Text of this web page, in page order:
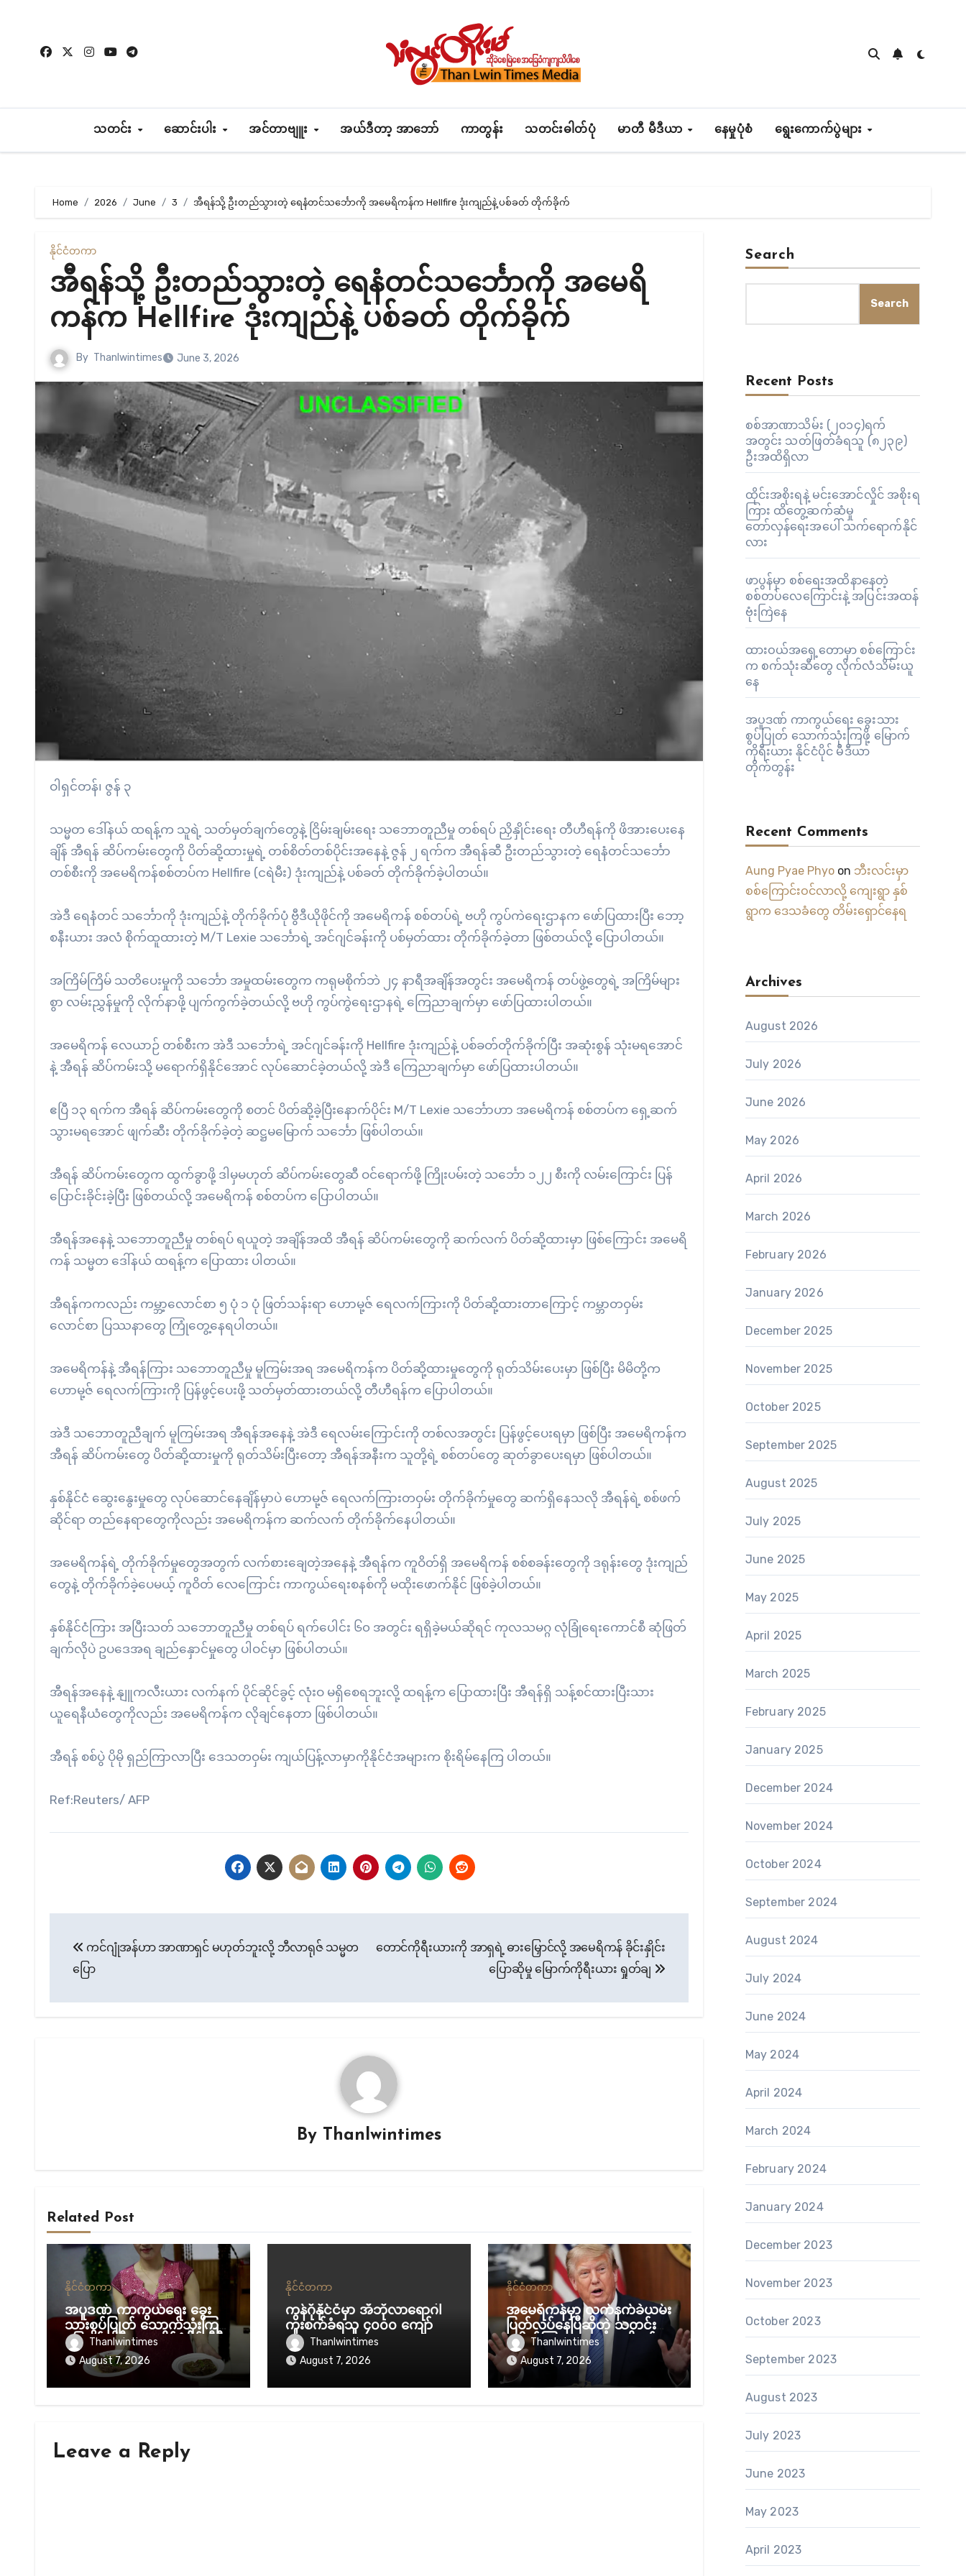
content
သတင်း ဆောင်းပါး အင်တာဗျူး အယ်ဒီတာ့ အာဘော် ကာတွန်း သတင်းဓါတ်ပုံ မာတီ မီဒီယာ နေမှုပုံစံ ရွေးကောက်ပွဲများ
Home 2026 June 3 အီရန်သို့ ဦးတည်သွားတဲ့ ရေနံတင်သင်္ဘောကို အမေရိကန်က Hellfire ဒုံးကျည်နဲ့ ပစ်ခတ် တိုက်ခိုက်
နိုင်ငံတကာ
အီရန်သို့ ဦးတည်သွားတဲ့ ရေနံတင်သင်္ဘောကို အမေရိ
ကန်က Hellfire ဒုံးကျည်နဲ့ ပစ်ခတ် တိုက်ခိုက်
By Thanlwintimes June 3, 2026
ဝါရှင်တန်၊ ဇွန် ၃
သမ္မတ ဒေါ်နယ် ထရန့်က သူရဲ့ သတ်မှတ်ချက်တွေနဲ့ ငြိမ်းချမ်းရေး သဘောတူညီမှု တစ်ရပ် ညှိနှိုင်းရေး တီဟီရန်ကို ဖိအားပေးနေ
ချိန် အီရန် ဆိပ်ကမ်းတွေကို ပိတ်ဆို့ထားမှုရဲ့ တစ်စိတ်တစ်ပိုင်းအနေနဲ့ ဇွန် ၂ ရက်က အီရန်ဆီ ဦးတည်သွားတဲ့ ရေနံတင်သင်္ဘော
တစ်စီးကို အမေရိကန်စစ်တပ်က Hellfire (ငရဲမီး) ဒုံးကျည်နဲ့ ပစ်ခတ် တိုက်ခိုက်ခဲ့ပါတယ်။
အဲဒီ ရေနံတင် သင်္ဘောကို ဒုံးကျည်နဲ့ တိုက်ခိုက်ပုံ ဗွီဒီယိုဖိုင်ကို အမေရိကန် စစ်တပ်ရဲ့ ဗဟို ကွပ်ကဲရေးဌာနက ဖော်ပြထားပြီး ဘော့
စနီးယား အလံ စိုက်ထူထားတဲ့ M/T Lexie သင်္ဘောရဲ့ အင်ဂျင်ခန်းကို ပစ်မှတ်ထား တိုက်ခိုက်ခဲ့တာ ဖြစ်တယ်လို့ ပြောပါတယ်။
အကြိမ်ကြိမ် သတိပေးမှုကို သင်္ဘော အမှုထမ်းတွေက ကရုမစိုက်ဘဲ ၂၄ နာရီအချိန်အတွင်း အမေရိကန် တပ်ဖွဲ့တွေရဲ့ အကြိမ်များ
စွာ လမ်းညွှန်မှုကို လိုက်နာဖို့ ပျက်ကွက်ခဲ့တယ်လို့ ဗဟို ကွပ်ကွဲရေးဌာနရဲ့ ကြေညာချက်မှာ ဖော်ပြထားပါတယ်။
အမေရိကန် လေယာဉ် တစ်စီးက အဲဒီ သင်္ဘောရဲ့ အင်ဂျင်ခန်းကို Hellfire ဒုံးကျည်နဲ့ ပစ်ခတ်တိုက်ခိုက်ပြီး အဆုံးစွန် သုံးမရအောင်
နဲ့ အီရန် ဆိပ်ကမ်းသို့ မရောက်ရှိနိုင်အောင် လုပ်ဆောင်ခဲ့တယ်လို့ အဲဒီ ကြေညာချက်မှာ ဖော်ပြထားပါတယ်။
ဧပြီ ၁၃ ရက်က အီရန် ဆိပ်ကမ်းတွေကို စတင် ပိတ်ဆို့ခဲ့ပြီးနောက်ပိုင်း M/T Lexie သင်္ဘောဟာ အမေရိကန် စစ်တပ်က ရှေ့ဆက်
သွားမရအောင် ဖျက်ဆီး တိုက်ခိုက်ခဲ့တဲ့ ဆဋ္ဌမမြောက် သင်္ဘော ဖြစ်ပါတယ်။
အီရန် ဆိပ်ကမ်းတွေက ထွက်ခွာဖို့ ဒါမှမဟုတ် ဆိပ်ကမ်းတွေဆီ ဝင်ရောက်ဖို့ ကြိုးပမ်းတဲ့ သင်္ဘော ၁၂၂ စီးကို လမ်းကြောင်း ပြန်
ပြောင်းခိုင်းခဲ့ပြီး ဖြစ်တယ်လို့ အမေရိကန် စစ်တပ်က ပြောပါတယ်။
အီရန်အနေနဲ့ သဘောတူညီမှု တစ်ရပ် ရယူတဲ့ အချိန်အထိ အီရန် ဆိပ်ကမ်းတွေကို ဆက်လက် ပိတ်ဆို့ထားမှာ ဖြစ်ကြောင်း အမေရိ
ကန် သမ္မတ ဒေါ်နယ် ထရန့်က ပြောထား ပါတယ်။
အီရန်ကကလည်း ကမ္ဘာ့လောင်စာ ၅ ပုံ ၁ ပုံ ဖြတ်သန်းရာ ဟောမု့ဇ် ရေလက်ကြားကို ပိတ်ဆို့ထားတာကြောင့် ကမ္ဘာတဝှမ်း
လောင်စာ ပြဿနာတွေ ကြုံတွေ့နေရပါတယ်။
အမေရိကန်နဲ့ အီရန်ကြား သဘောတူညီမှု မူကြမ်းအရ အမေရိကန်က ပိတ်ဆို့ထားမှုတွေကို ရုတ်သိမ်းပေးမှာ ဖြစ်ပြီး မိမိတို့က
ဟောမု့ဇ် ရေလက်ကြားကို ပြန်ဖွင့်ပေးဖို့ သတ်မှတ်ထားတယ်လို့ တီဟီရန်က ပြောပါတယ်။
အဲဒီ သဘောတူညီချက် မူကြမ်းအရ အီရန်အနေနဲ့ အဲဒီ ရေလမ်းကြောင်းကို တစ်လအတွင်း ပြန်ဖွင့်ပေးရမှာ ဖြစ်ပြီး အမေရိကန်က
အီရန် ဆိပ်ကမ်းတွေ ပိတ်ဆို့ထားမှုကို ရုတ်သိမ်းပြီးတော့ အီရန်အနီးက သူတို့ရဲ့ စစ်တပ်တွေ ဆုတ်ခွာပေးရမှာ ဖြစ်ပါတယ်။
နှစ်နိုင်ငံ ဆွေးနွေးမှုတွေ လုပ်ဆောင်နေချိန်မှာပဲ ဟောမု့ဇ် ရေလက်ကြားတဝှမ်း တိုက်ခိုက်မှုတွေ ဆက်ရှိနေသလို အီရန်ရဲ့ စစ်ဖက်
ဆိုင်ရာ တည်နေရာတွေကိုလည်း အမေရိကန်က ဆက်လက် တိုက်ခိုက်နေပါတယ်။
အမေရိကန်ရဲ့ တိုက်ခိုက်မှုတွေအတွက် လက်စားချေတဲ့အနေနဲ့ အီရန်က ကူဝိတ်ရှိ အမေရိကန် စစ်စခန်းတွေကို ဒရုန်းတွေ ဒုံးကျည်
တွေနဲ့ တိုက်ခိုက်ခဲ့ပေမယ့် ကူဝိတ် လေကြောင်း ကာကွယ်ရေးစနစ်ကို မထိုးဖောက်နိုင် ဖြစ်ခဲ့ပါတယ်။
နှစ်နိုင်ငံကြား အပြီးသတ် သဘောတူညီမှု တစ်ရပ် ရက်ပေါင်း ၆၀ အတွင်း ရရှိခဲ့မယ်ဆိုရင် ကုလသမဂ္ဂ လုံခြုံရေးကောင်စီ ဆုံဖြတ်
ချက်လိုပဲ ဥပဒေအရ ချည်နှောင်မှုတွေ ပါဝင်မှာ ဖြစ်ပါတယ်။
အီရန်အနေနဲ့ နျူကလီးယား လက်နက် ပိုင်ဆိုင်ခွင့် လုံးဝ မရှိစေရဘူးလို့ ထရန့်က ပြောထားပြီး အီရန်ရှိ သန့်စင်ထားပြီးသား
ယူရေနီယံတွေကိုလည်း အမေရိကန်က လိုချင်နေတာ ဖြစ်ပါတယ်။
အီရန် စစ်ပွဲ ပိုမို ရှည်ကြာလာပြီး ဒေသတဝှမ်း ကျယ်ပြန့်လာမှာကိုနိုင်ငံအများက စိုးရိမ်နေကြ ပါတယ်။
Ref:Reuters/ AFP
navigation
ကင်ဂျုံအန်ဟာ အာဏာရှင် မဟုတ်ဘူးလို့ ဘီလာရုဇ် သမ္မတ
ပြော
တောင်ကိုရီးယားကို အာရှရဲ့ ဓားမြှောင်လို့ အမေရိကန် ခိုင်းနှိုင်း
ပြောဆိုမှု မြောက်ကိုရီးယား ရှုတ်ချ
By Thanlwintimes
Related Post
နိုင်ငံတကာ
အပူဒဏ် ကာကွယ်ရေး ခွေး
သားစွပ်ပြုတ် သောက်သုံးကြဖို့
မြောက်ကိုရီးယား နိုင်ငံပိုင် မီဒီ
ယာ တိုက်တွန်း
Thanlwintimes
August 7, 2026
နိုင်ငံတကာ
ကွန်ဂိုနိုင်ငံမှာ အီဘိုလာရောဂါ
ကူးစက်ခံရသူ ၄၀၀၀ ကျော် ရှိ
လာ Thanlwintimes
August 7, 2026
နိုင်ငံတကာ
အမေရိကန်မှာ လက်နက်ခဲယမ်း
ပြတ်လပ်နေပြီဆိုတဲ့ သတင်း
ပေါက်ကြားစေသူတွေကို နှစ်
ရှည် ထောင်ဒဏ်ချမယ်လို့ ထရ
န့် ပြော
Thanlwintimes
August 7, 2026
Leave a Reply
Search
Search
Recent Posts
စစ်အာဏာသိမ်း (၂၀၁၄)ရက်
အတွင်း သတ်ဖြတ်ခံရသူ (၈၂၃၉)
ဦးအထိရှိလာ
ထိုင်းအစိုးရနဲ့ မင်းအောင်လှိုင် အစိုးရ
ကြား ထိတွေ့ဆက်ဆံမှု
တော်လှန်ရေးအပေါ် သက်ရောက်နိုင်
လား
ဖာပွန်မှာ စစ်ရေးအထိနာနေတဲ့
စစ်တပ်လေကြောင်းနဲ့ အပြင်းအထန်
ဗုံးကြဲနေ
ထားဝယ်အရှေ့တောမှာ စစ်ကြောင်း
က စက်သုံးဆီတွေ လိုက်လံသိမ်းယူ
နေ
အပူဒဏ် ကာကွယ်ရေး ခွေးသား
စွပ်ပြုတ် သောက်သုံးကြဖို့ မြောက်
ကိုရီးယား နိုင်ငံပိုင် မီဒီယာ
တိုက်တွန်း
Recent Comments
Aung Pyae Phyoon ဘီးလင်းမှာ
စစ်ကြောင်းဝင်လာလို့ ကျေးရွာ နှစ်
ရွာက ဒေသခံတွေ တိမ်းရှောင်နေရ
Archives
August 2026
July 2026
June 2026
May 2026
April 2026
March 2026
February 2026
January 2026
December 2025
November 2025
October 2025
September 2025
August 2025
July 2025
June 2025
May 2025
April 2025
March 2025
February 2025
January 2025
December 2024
November 2024
October 2024
September 2024
August 2024
July 2024
June 2024
May 2024
April 2024
March 2024
February 2024
January 2024
December 2023
November 2023
October 2023
September 2023
August 2023
July 2023
June 2023
May 2023
April 2023